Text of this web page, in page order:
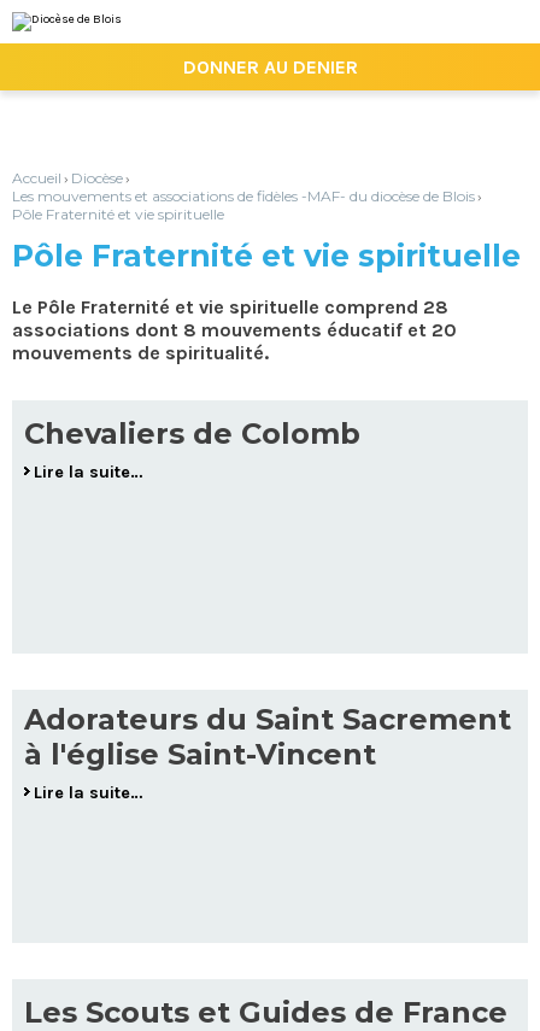
au
contenu.
la
personnels
DONNER AU DENIER
Accueil › Diocèse›
Les mouvements et associations de fidèles -MAF- du diocèse de Blois›
Pôle Fraternité et vie spirituelle
Pôle Fraternité et vie spirituelle
Le Pôle Fraternité et vie spirituelle comprend 28
associations dont 8 mouvements éducatif et 20
mouvements de spiritualité.
Chevaliers de Colomb
Lire la suite…
Adorateurs du Saint Sacrement
à l'église Saint-Vincent
Lire la suite…
Les Scouts et Guides de France